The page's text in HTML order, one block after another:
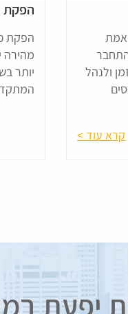
אמת
ולנהל
קרא עוד >
הפקת
הפקת
מהירה
יותר
יפעת